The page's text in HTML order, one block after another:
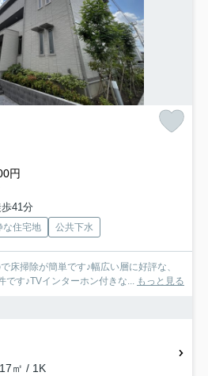
円
41分
な住宅地 公共下水
床掃除が簡単です♪幅広い層に好評な、
です♪TVインターホン付きな... もっと見る
㎡ / 1K